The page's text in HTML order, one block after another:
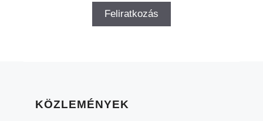
KÖZLEMÉNYEK